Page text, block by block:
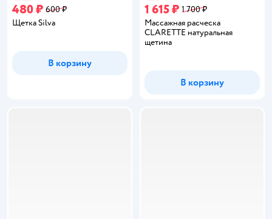
480 ₽ 600 ₽
Щетка Silva
В корзину
1 615 ₽ 1 700 ₽
Массажная расческа
CLARETTE натуральная
щетина
В корзину